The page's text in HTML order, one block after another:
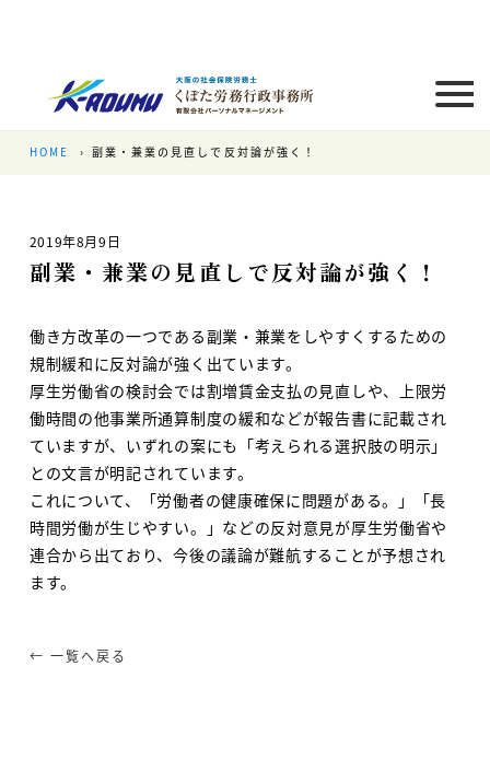
HOME 副業・兼業の見直しで反対論が強く！
2019年8月9日
副業・兼業の見直しで反対論が強く！
働き方改革の一つである副業・兼業をしやすくするための
規制緩和に反対論が強く出ています。
厚生労働省の検討会では割増賃金支払の見直しや、上限労
働時間の他事業所通算制度の緩和などが報告書に記載され
ていますが、いずれの案にも「考えられる選択肢の明示」
との文言が明記されています。
これについて、「労働者の健康確保に問題がある。」「長
時間労働が生じやすい。」などの反対意見が厚生労働省や
連合から出ており、今後の議論が難航することが予想され
ます。
← 一覧へ戻る